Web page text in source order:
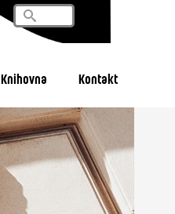
Vyhledávání
Search
Knihovna Kontakt